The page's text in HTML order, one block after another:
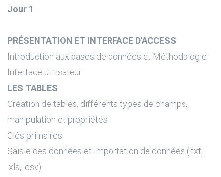
Jour 1
PRÉSENTATION ET INTERFACE D'ACCESS
Introduction aux bases de données et Méthodologie
Interface utilisateur
LES TABLES
Création de tables, différents types de champs,
manipulation et propriétés
Clés primaires
Saisie des données et Importation de données (.txt,
.xls, .csv)